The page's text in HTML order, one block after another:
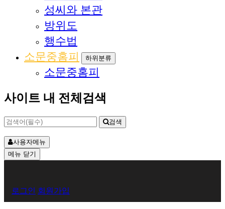
성씨와 본관
방위도
행수법
소문중홈피
하위분류
소문중홈피
사이트 내 전체검색
검색
사용자메뉴
메뉴 닫기
원
로그인 회원가입